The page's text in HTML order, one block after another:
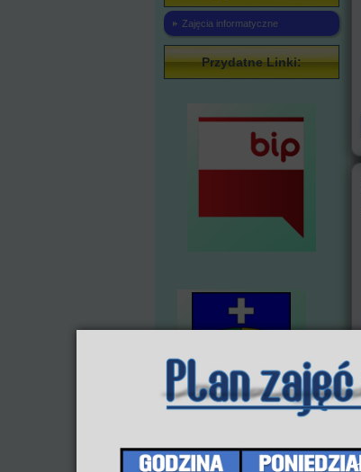
Zajęcia informatyczne
Przydatne Linki: